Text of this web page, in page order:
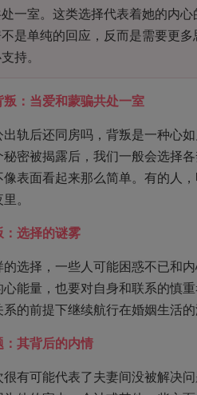
一室。这类选择代表着她的内
是单纯的回应，反而是需要更
持。
叛：当爱和蒙骗共处一室
后还同房吗，背叛是一种心如
秘密被揭露后，我们一般会选择
像表面看起来那么简单。有的人
。
：选择的谜雾
择，一些人可能困惑不已和内
心能量，也要对自身和联系的慎
的前提下继续航行在婚姻生活的
：其背后的内情
可能代表了夫妻间没被解决问